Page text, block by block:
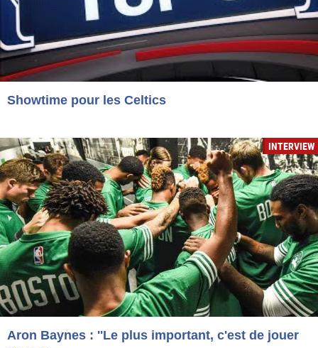
Showtime pour les Celtics
INTERVIEW
Aron Baynes : ''Le plus important, c'est de jouer